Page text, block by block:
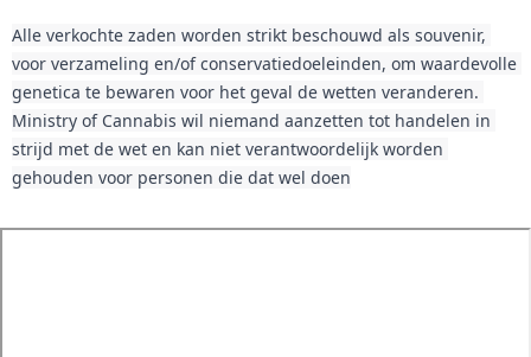
Alle verkochte zaden worden strikt beschouwd als souvenir,
voor verzameling en/of conservatiedoeleinden, om waardevolle
genetica te bewaren voor het geval de wetten veranderen.
Ministry of Cannabis wil niemand aanzetten tot handelen in
strijd met de wet en kan niet verantwoordelijk worden
gehouden voor personen die dat wel doen